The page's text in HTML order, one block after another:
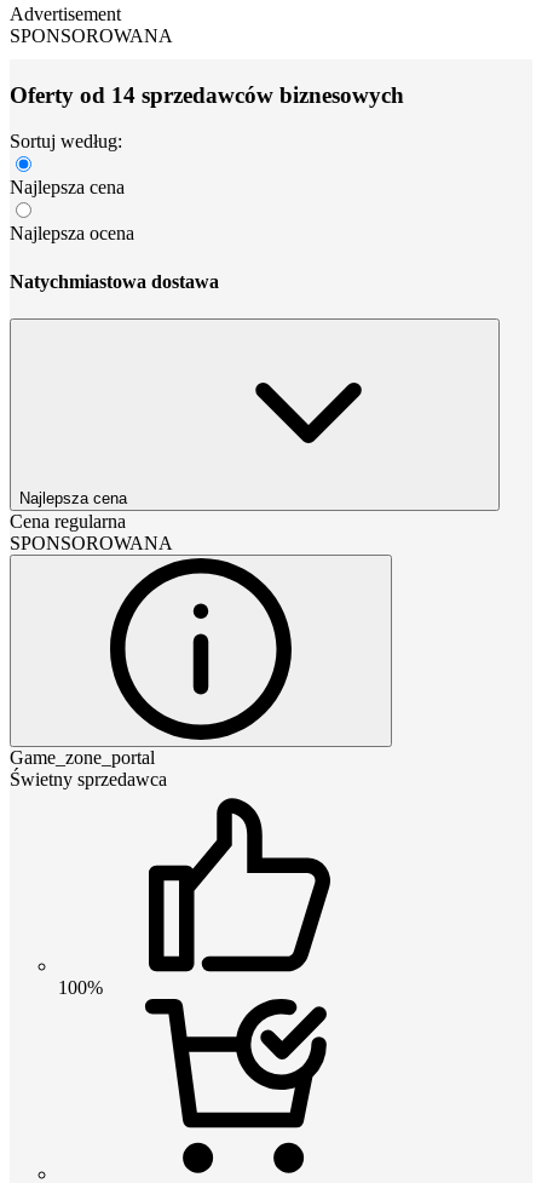
Advertisement
SPONSOROWANA
Oferty od 14 sprzedawców biznesowych
Sortuj według:
Najlepsza cena
Najlepsza ocena
Natychmiastowa dostawa
Najlepsza cena
Cena regularna
SPONSOROWANA
Game_zone_portal
Świetny sprzedawca
100%